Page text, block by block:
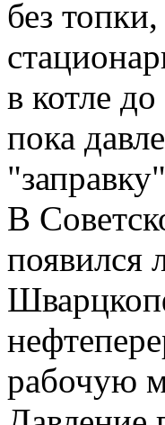
без
в котле
пока
В
появился
рабочую